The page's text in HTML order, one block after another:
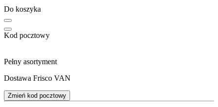
Do koszyka
Kod pocztowy
Pełny asortyment
Dostawa Frisco VAN
Zmień kod pocztowy